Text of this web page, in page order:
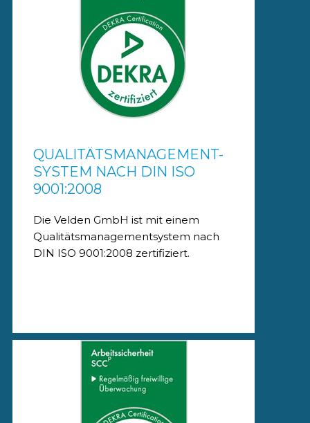
QUALITÄTSMANAGEMENT-
SYSTEM NACH DIN ISO
9001:2008
Die Velden GmbH ist mit einem
Qualitätsmanagementsystem nach
DIN ISO 9001:2008 zertifiziert.